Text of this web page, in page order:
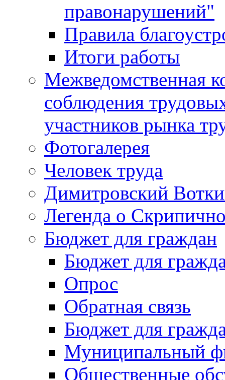
правонарушений"
Правила
Итоги работы
Межведомственная
соблюдения
участников рынка
Фотогалерея
Человек труда
Димитровский
Легенда о
Бюджет для граждан
Бюджет для
Опрос
Обратная связь
Бюджет для
Муниципальный
Общественные